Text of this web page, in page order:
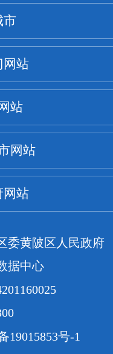
市
网站
站
网站
网站
委黄陂区人民政府
据中心
19015853号-1